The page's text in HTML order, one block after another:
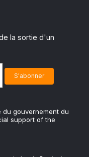
la sortie d'un
du gouvernement du
support of the